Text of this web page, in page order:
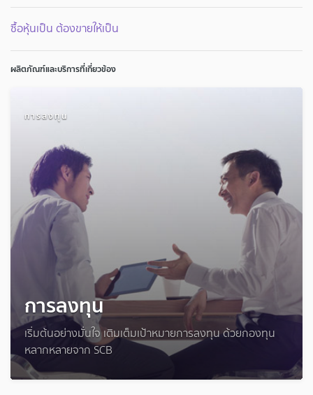
ซื้อหุ้นเป็น ต้องขายให้เป็น
ผลิตภัณฑ์และบริการที่เกี่ยวข้อง
การลงทุน
การลงทุน
เริ่มต้นอย่างมั่นใจ เติมเต็มเป้าหมายการลงทุน ด้วยกองทุน
หลากหลายจาก SCB